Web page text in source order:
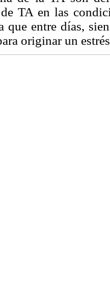
TA en las
que entre días,
originar un